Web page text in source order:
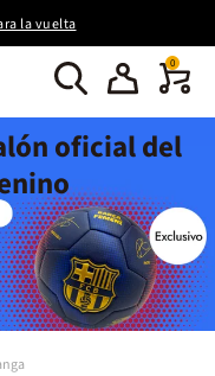
la vuelta
0
oficial del